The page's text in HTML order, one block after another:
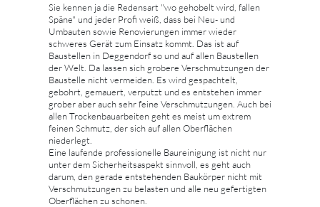
Sie kennen ja die Redensart "wo gehobelt wird, fallen
Späne" und jeder Profi weiß, dass bei Neu- und
Umbauten sowie Renovierungen immer wieder
schweres Gerät zum Einsatz kommt. Das ist auf
Baustellen in Deggendorf so und auf allen Baustellen
der Welt. Da lassen sich grobere Verschmutzungen der
Baustelle nicht vermeiden. Es wird gespachtelt,
gebohrt, gemauert, verputzt und es entstehen immer
grober aber auch sehr feine Verschmutzungen. Auch bei
allen Trockenbauarbeiten geht es meist um extrem
feinen Schmutz, der sich auf allen Oberflächen
niederlegt.
Eine laufende professionelle Baureinigung ist nicht nur
unter dem Sicherheitsaspekt sinnvoll, es geht auch
darum, den gerade entstehenden Baukörper nicht mit
Verschmutzungen zu belasten und alle neu gefertigten
Oberflächen zu schonen.